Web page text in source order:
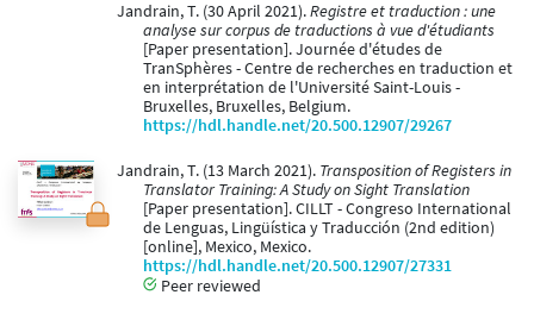
Jandrain, T. (30 April 2021).Registre et traduction : une
analyse sur corpus de traductions à vue d'étudiants
[Paper presentation]. Journée d'études de
TranSphères - Centre de recherches en traduction et
en interprétation de l'Université Saint-Louis -
Bruxelles, Bruxelles, Belgium.
https://hdl.handle.net/20.500.12907/29267
Jandrain, T. (13 March 2021). Transposition of Registers in
Translator Training: A Study on Sight Translation
[Paper presentation]. CILLT - Congreso International
de Lenguas, Lingüística y Traducción (2nd edition)
[online], Mexico, Mexico.
https://hdl.handle.net/20.500.12907/27331
Peer reviewed